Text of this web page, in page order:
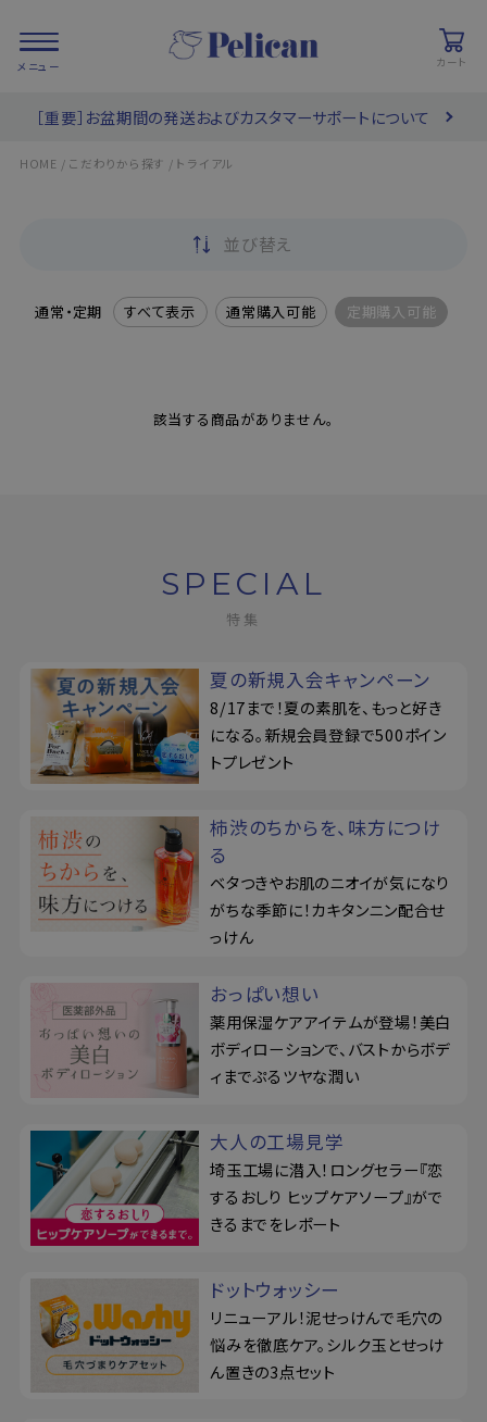
カート
PRODUCTS/ 商品を探す
ペリカン石鹸について
ご利用案内
よくあるご質問
会員登録でお得
NEWS一覧
［重要］お盆期間の発送およびカスタマーサポートについて
HOME / こだわりから探す / トライアル
並び替え
通常・定期 すべて表示 通常購入可能 定期購入可能
該当する商品がありません。
SPECIAL
特集
夏の新規入会キャンペーン
8/17まで！夏の素肌を、もっと好き
になる。新規会員登録で500ポイン
トプレゼント
柿渋のちからを、味方につけ
る
ベタつきやお肌のニオイが気になり
がちな季節に！カキタンニン配合せ
っけん
おっぱい想い
薬用保湿ケアアイテムが登場！美白
ボディローションで、バストからボデ
ィまでぷるツヤな潤い
大人の工場見学
埼玉工場に潜入！ロングセラー『恋
するおしり ヒップケアソープ』がで
きるまでをレポート
ドットウォッシー
リニューアル！泥せっけんで毛穴の
悩みを徹底ケア。シルク玉とせっけ
ん置きの3点セット